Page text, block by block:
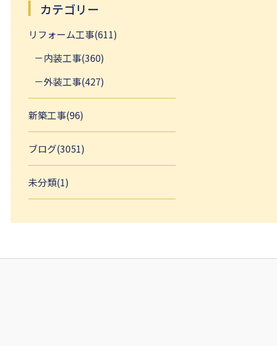
カテゴリー
リフォーム工事(611)
内装工事(360)
外装工事(427)
新築工事(96)
ブログ(3051)
未分類(1)